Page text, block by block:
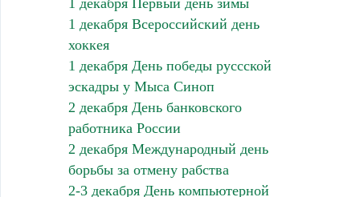
1 декабря Первый день зимы
1 декабря Всероссийский день
хоккея
1 декабря День победы руссской
эскадры у Мыса Синоп
2 декабря День банковского
работника России
2 декабря Международный день
борьбы за отмену рабства
2-3 декабря День компьютерной